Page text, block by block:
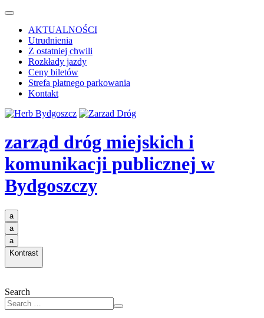
AKTUALNOŚCI
Utrudnienia
Z ostatniej chwili
Rozkłady jazdy
Ceny biletów
Strefa płatnego parkowania
Kontakt
zarząd dróg miejskich i
komunikacji publicznej w
Bydgoszczy
a
a
a
Kontrast
Search